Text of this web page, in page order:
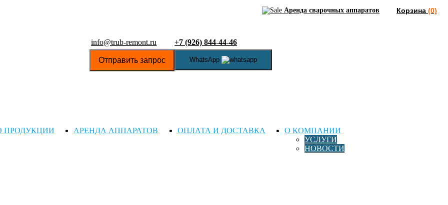
Аренда сварочных аппаратов Корзина (0)
info@trub-remont.ru
Отправить запрос
+7 (926) 844-44-46
WhatsApp
ПРОДУКЦИИ АРЕНДА АППАРАТОВ ОПЛАТА И ДОСТАВКА
О КОМПАНИИ
УСЛУГИ
НОВОСТИ